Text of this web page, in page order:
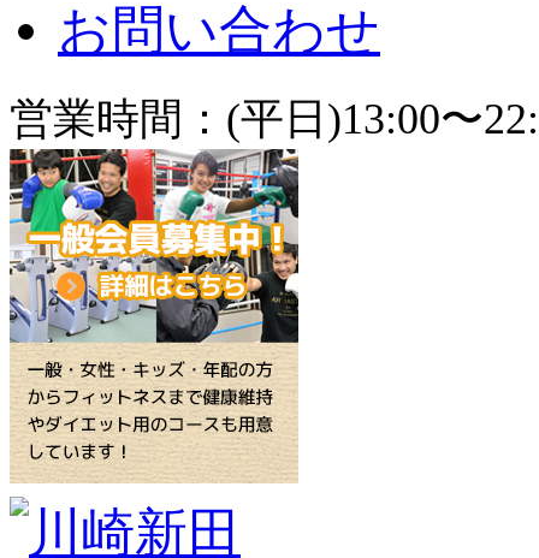
お問い合わせ
営業時間：(平日)13:00〜